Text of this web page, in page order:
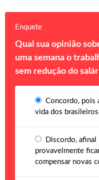
Enquete
Qual sua opinião
uma semana o
sem redução do
Concordo, pois
vida dos brasileiros
Discordo,
provavelmente
compensar novas